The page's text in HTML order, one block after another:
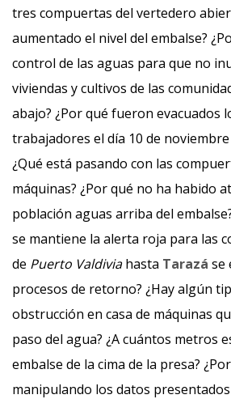
tres compuertas del vertedero
aumentado el nivel del embalse?
control de las aguas para que no
viviendas y cultivos de las
abajo? ¿Por qué fueron evacuados
trabajadores el día 10 de noviembre
¿Qué está pasando con las
máquinas? ¿Por qué no ha habido
población aguas arriba del
se mantiene la alerta roja para las
de Puerto Valdiviahasta Tarazá se
procesos de retorno? ¿Hay algún
obstrucción en casa de máquinas
paso del agua? ¿A cuántos metros
embalse de la cima de la presa?
manipulando los datos